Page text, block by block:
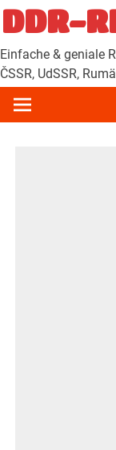
Zum
Inhalt
springen
DDR-
Einfache & geniale
ČSSR, UdSSR,